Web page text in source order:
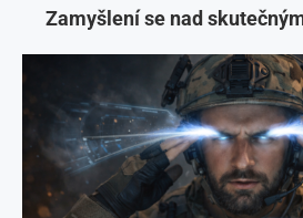
Zamyšlení se nad